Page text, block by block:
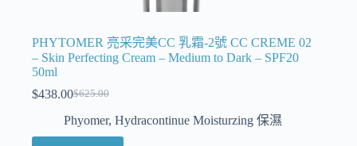
PHYTOMER 亮采完美CC 乳霜-2號 CC CREME 02
– Skin Perfecting Cream – Medium to Dark – SPF20
50ml
$625.00
$438.00
Phyomer, Hydracontinue Moisturzing 保濕